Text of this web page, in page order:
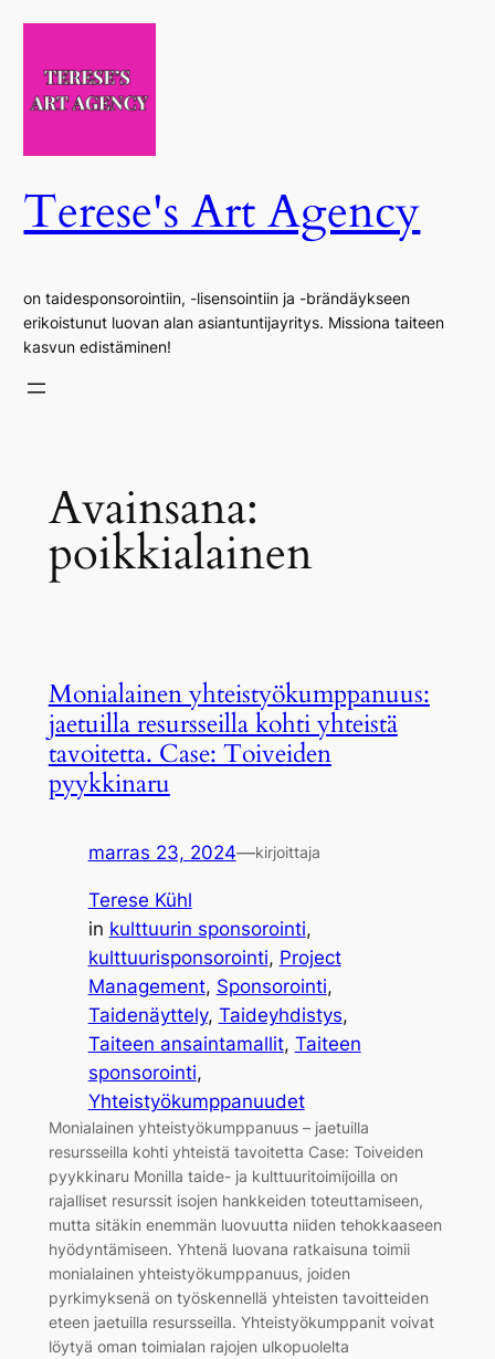
Siirry
Terese's Art Agency
on taidesponsorointiin, -lisensointiin ja -brändäykseen
erikoistunut luovan alan asiantuntijayritys. Missiona taiteen
kasvun edistäminen!
Avainsana:
poikkialainen
Monialainen yhteistyökumppanuus:
jaetuilla resursseilla kohti yhteistä
tavoitetta. Case: Toiveiden
pyykkinaru
marras 23, 2024—kirjoittaja
Terese Kühl
in kulttuurin sponsorointi
kulttuurisponsorointi, Project
Management, Sponsorointi
Taidenäyttely, Taideyhdistys
Taiteen ansaintamallit, Taiteen
sponsorointi
Yhteistyökumppanuudet
Monialainen yhteistyökumppanuus – jaetuilla
resursseilla kohti yhteistä tavoitetta Case: Toiveiden
pyykkinaru Monilla taide- ja kulttuuritoimijoilla on
rajalliset resurssit isojen hankkeiden toteuttamiseen,
mutta sitäkin enemmän luovuutta niiden tehokkaaseen
hyödyntämiseen. Yhtenä luovana ratkaisuna toimii
monialainen yhteistyökumppanuus, joiden
pyrkimyksenä on työskennellä yhteisten tavoitteiden
eteen jaetuilla resursseilla. Yhteistyökumppanit voivat
löytyä oman toimialan rajojen ulkopuolelta